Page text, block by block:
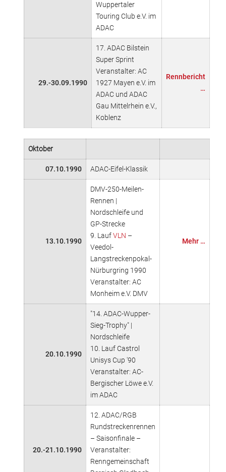
Wuppertaler
Touring Club e.V. im
ADAC
29.-30.09.1990
17. ADAC Bilstein
Super Sprint
Veranstalter: AC
1927 Mayen e.V. im
ADAC und ADAC
Gau Mittelrhein e.V.,
Koblenz
Rennbericht
…
Oktober
07.10.1990 ADAC-Eifel-Klassik
13.10.1990
DMV-250-Meilen-
Rennen |
Nordschleife und
GP-Strecke
9. LaufVLN –
Veedol-
Langstreckenpokal-
Nürburgring 1990
Veranstalter: AC
Monheim e.V. DMV
Mehr …
20.10.1990
"14. ADAC-Wupper-
Sieg-Trophy" |
Nordschleife
10. Lauf Castrol
Unisys Cup '90
Veranstalter: AC-
Bergischer Löwe e.V.
im ADAC
20.-21.10.1990
12. ADAC/RGB
Rundstreckenrennen
– Saisonfinale –
Veranstalter:
Renngemeinschaft